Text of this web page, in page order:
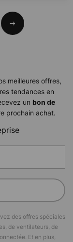
Suivant
meilleures offres,
tendances en
un bon de
prochain achat.
des offres spéciales
de ventilateurs, de
Et en plus,